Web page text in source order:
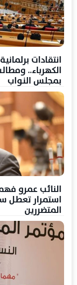
انتقادات
الكهرباء..
بمجلس النواب
النائب عمرو
استمرار تعطل
المتضررين